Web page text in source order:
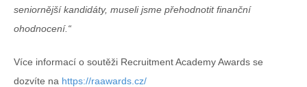
seniornější kandidáty, museli jsme přehodnotit finanční
ohodnocení.“
Více informací o soutěži Recruitment Academy Awards se
dozvíte na https://raawards.cz/